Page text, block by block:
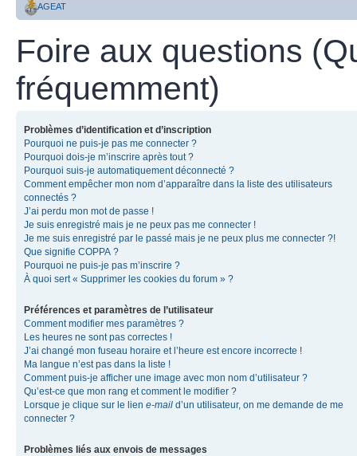
AGEAT
Foire aux questions
fréquemment)
Problèmes d’identification et d’inscription
Pourquoi ne puis-je pas me connecter ?
Pourquoi dois-je m’inscrire après tout ?
Pourquoi suis-je automatiquement déconnecté ?
Comment empêcher mon nom d’apparaître dans la liste des utilisateurs
connectés ?
J’ai perdu mon mot de passe !
Je suis enregistré mais je ne peux pas me connecter !
Je me suis enregistré par le passé mais je ne peux plus me connecter ?!
Que signifie COPPA ?
Pourquoi ne puis-je pas m’inscrire ?
À quoi sert « Supprimer les cookies du forum » ?
Préférences et paramètres de l’utilisateur
Comment modifier mes paramètres ?
Les heures ne sont pas correctes !
J’ai changé mon fuseau horaire et l’heure est encore incorrecte !
Ma langue n’est pas dans la liste !
Comment puis-je afficher une image avec mon nom d’utilisateur ?
Qu’est-ce que mon rang et comment le modifier ?
Lorsque je clique sur le lien e-mail d’un utilisateur, on me demande de me
connecter ?
Problèmes liés aux envois de messages